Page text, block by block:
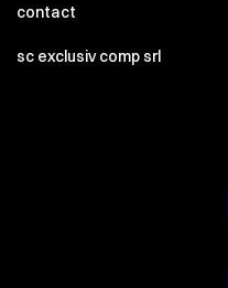
contact
sc exclusiv comp srl